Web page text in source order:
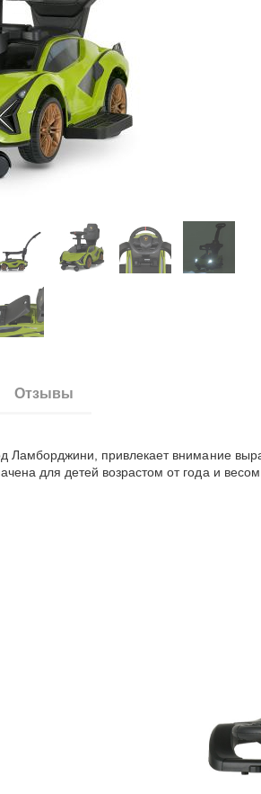
Отзывы
Ламборджини, привлекает внимание
для детей возрастом от года и весом